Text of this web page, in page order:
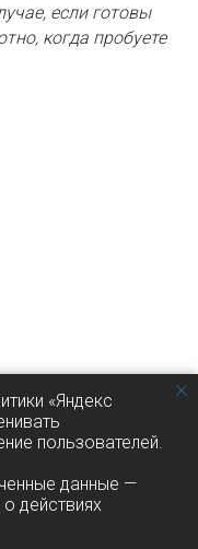
если готовы
когда пробуете
«Яндекс
пользователей.
данные —
действиях